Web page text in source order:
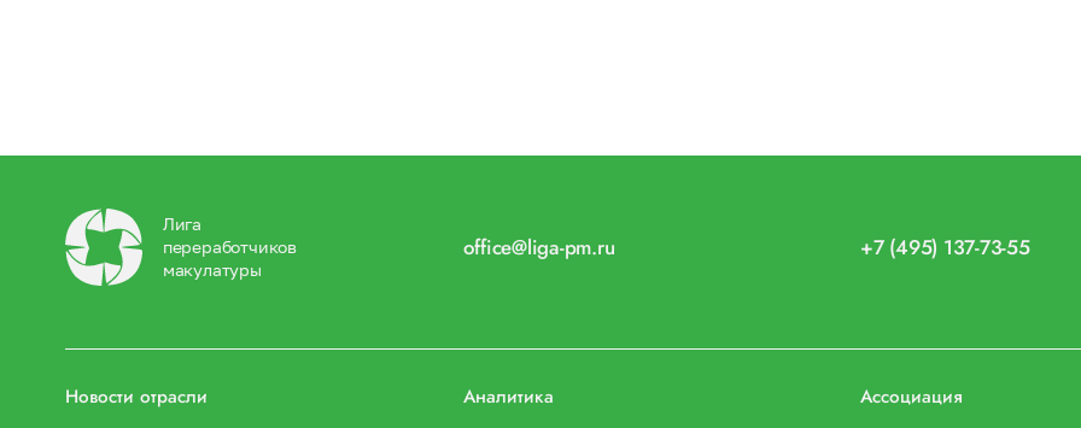
Лига
переработчиков
макулатуры
office@liga-pm.ru +7 (495) 137-73-55
Новости отрасли Аналитика Ассоциация